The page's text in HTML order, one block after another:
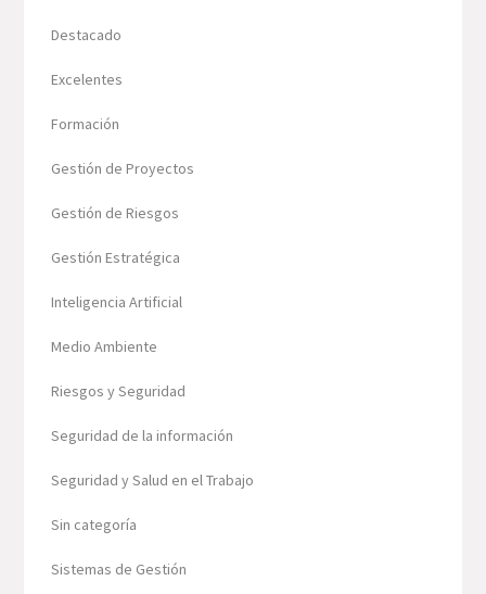
Destacado
Excelentes
Formación
Gestión de Proyectos
Gestión de Riesgos
Gestión Estratégica
Inteligencia Artificial
Medio Ambiente
Riesgos y Seguridad
Seguridad de la información
Seguridad y Salud en el Trabajo
Sin categoría
Sistemas de Gestión